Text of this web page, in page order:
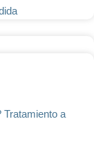
Tratamiento a